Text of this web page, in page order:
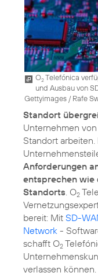
O2Telefónica
und Ausbau von
Gettyimages / Rafe
Standort
Unternehmen
Standort
Anforderungen
entsprechen wie
Standorts. O2
bereit: Mit SD-
Network -
schafft O2
verlassen können.